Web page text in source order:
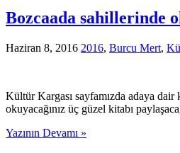
Bozcaada sahillerinde
Haziran 8, 2016 2016, Burcu Mert,
Kültür Kargası sayfamızda adaya dair
okuyacağınız üç güzel kitabı
Yazının Devamı »